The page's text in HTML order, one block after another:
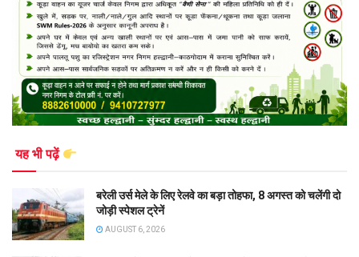
यह भी पढ़ें
बरेली उर्स मेले के लिए रेलवे का बड़ा तोहफा, 8 अगस्त को चलेंगी दो
जोड़ी स्पेशल ट्रेनें
AUGUST 6, 2026